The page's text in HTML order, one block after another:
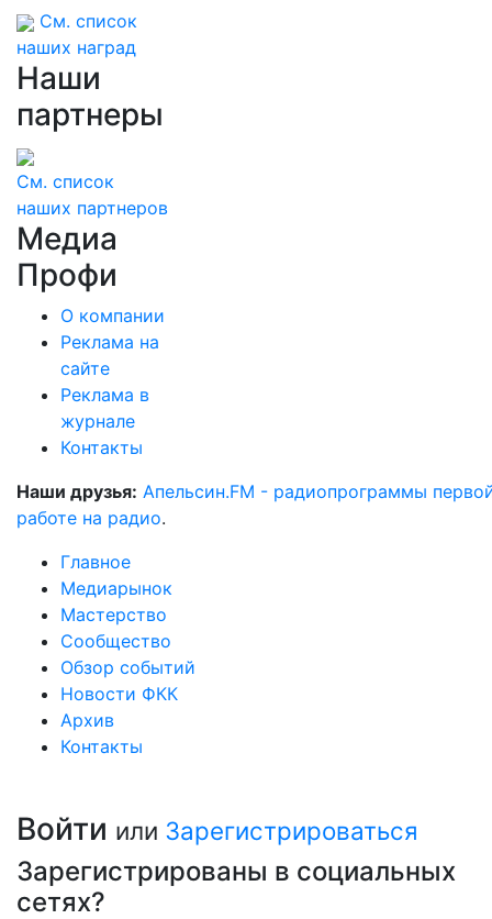
См. список
наших наград
Наши
партнеры
См. список
наших партнеров
Медиа
Профи
О компании
Реклама на
сайте
Реклама в
журнале
Контакты
Наши друзья: Апельсин.FM - радиопрограммы
работе на радио.
Главное
Медиарынок
Мастерство
Сообщество
Обзор событий
Новости ФКК
Архив
Контакты
Войти или Зарегистрироваться
Зарегистрированы в социальных
сетях?